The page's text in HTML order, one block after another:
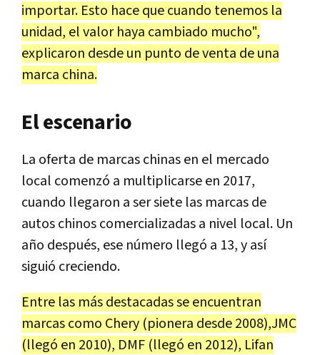
importar. Esto hace que cuando tenemos la
unidad, el valor haya cambiado mucho",
explicaron desde un punto de venta de una
marca china.
El escenario
La oferta de marcas chinas en el mercado
local comenzó a multiplicarse en 2017,
cuando llegaron a ser siete las marcas de
autos chinos comercializadas a nivel local. Un
año después, ese número llegó a 13, y así
siguió creciendo.
Entre las más destacadas se encuentran
marcas como Chery (pionera desde 2008),JMC
(llegó en 2010), DMF (llegó en 2012), Lifan